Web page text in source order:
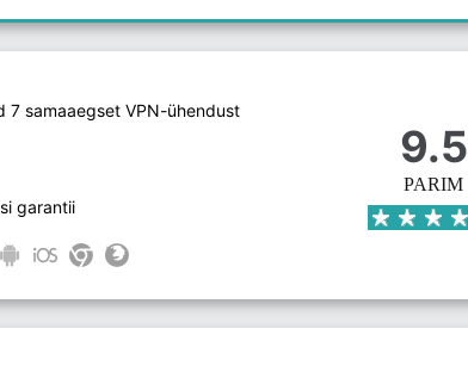
7 samaaegset VPN-ühendust
garantii
9.5
PARIM